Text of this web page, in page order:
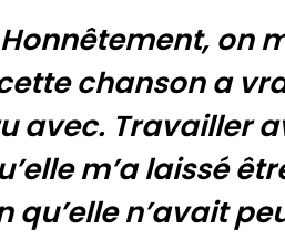
Honnêtement, on
chanson a
avec. Travailler
m’a laissé
qu’elle n’avait